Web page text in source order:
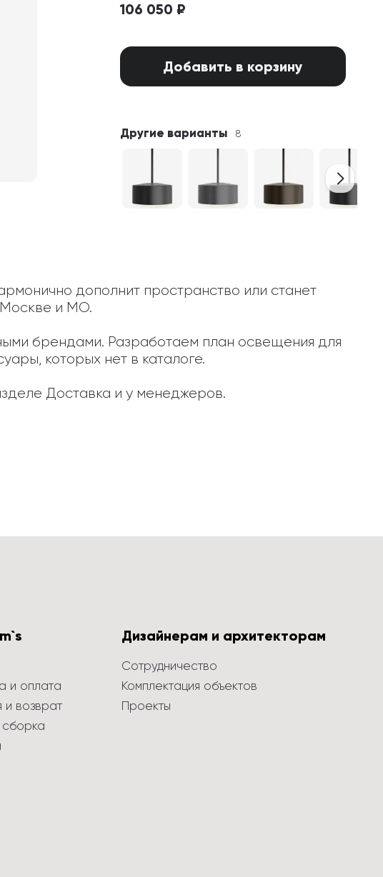
106 050 ₽
Добавить в корзину
Другие варианты 8
дополнит пространство или станет
Москве и МО.
брендами. Разработаем план освещения для
которых нет в каталоге.
Доставка и у менеджеров.
и оплата
и возврат
сборка
Дизайнерам и архитекторам
Сотрудничество
Комплектация объектов
Проекты